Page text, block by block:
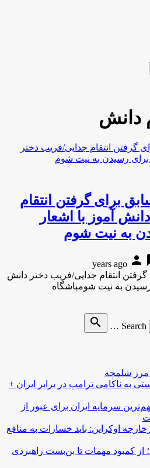
دانش
برای گرفتن انتقام
آموز با اشعار
به نیت شوم
person
انتقام جدایی/فریب دختر دانش
رسیدن به نیت شومباشگاه
Search …
search
مرز شلمچه
به ناکامی ترامپ در برابر ایران +
سرمایه ایران برای عبور از
اوکراین: باید خسارات به منافع
از کمبود مهمات تا بن‌بست راهبردی